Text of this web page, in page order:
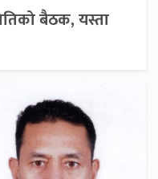
बैठक, यस्ता